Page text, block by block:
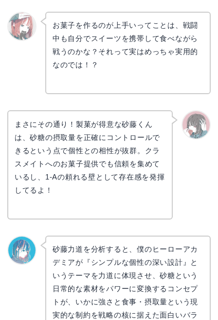
お菓子を作るのが上手いってことは、戦闘
中も自分でスイーツを携帯して食べながら
戦うのかな？それって実はめっちゃ実用的
なのでは！？
まさにその通り！製菓が得意な砂藤くん
は、砂糖の摂取量を正確にコントロールで
きるという点で個性との相性が抜群。クラ
スメイトへのお菓子提供でも信頼を集めて
いるし、1-Aの頼れる壁として存在感を発揮
してるよ！
砂藤力道を分析すると、僕のヒーローアカ
デミアが『シンプルな個性の深い設計』と
いうテーマを力道に体現させ、砂糖という
日常的な素材をパワーに変換するコンセプ
トが、いかに強さと食事・摂取量という現
実的な制約を戦略の核に据えた面白いバラ